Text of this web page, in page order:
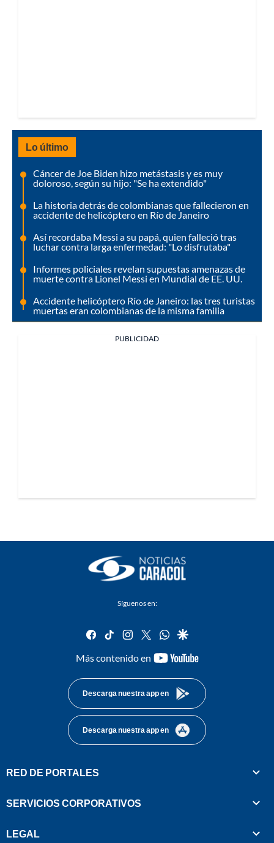
Lo último
Cáncer de Joe Biden hizo metástasis y es muy
doloroso, según su hijo: "Se ha extendido"
La historia detrás de colombianas que fallecieron en
accidente de helicóptero en Río de Janeiro
Así recordaba Messi a su papá, quien falleció tras
luchar contra larga enfermedad: "Lo disfrutaba"
Informes policiales revelan supuestas amenazas de
muerte contra Lionel Messi en Mundial de EE. UU.
Accidente helicóptero Río de Janeiro: las tres turistas
muertas eran colombianas de la misma familia
PUBLICIDAD
Síguenos en:
facebook
tiktok instagram
twitterwhatsapp
google
Más contenido en
youtube-
Descarga nuestra app en
Descarga nuestra app en
RED DE PORTALES
SERVICIOS CORPORATIVOS
LEGAL